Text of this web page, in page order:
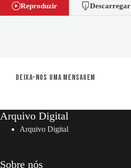
Reproduzir Descarregar
Deixa-nos uma mensagem
Arquivo Digital
Arquivo Digital
Sobre nós